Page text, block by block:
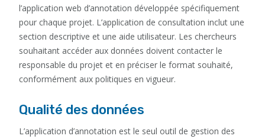
l’application web d’annotation développée spécifiquement
pour chaque projet. L’application de consultation inclut une
section descriptive et une aide utilisateur. Les chercheurs
souhaitant accéder aux données doivent contacter le
responsable du projet et en préciser le format souhaité,
conformément aux politiques en vigueur.
Qualité des données
L’application d’annotation est le seul outil de gestion des